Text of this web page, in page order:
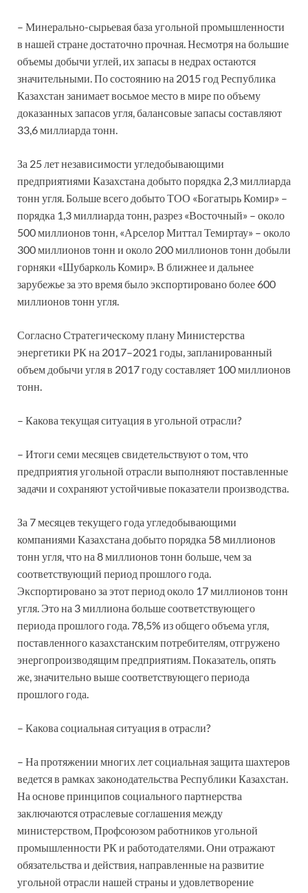
– Минерально-сырьевая база угольной промышленности
в нашей стране достаточно прочная. Несмотря на большие
объемы добычи углей, их запасы в недрах остаются
значительными. По состоянию на 2015 год Республика
Казахстан занимает восьмое место в мире по объему
доказанных запасов угля, балансовые запасы составляют
33,6 миллиарда тонн.
За 25 лет независимости угледобывающими
предприятиями Казахстана добыто порядка 2,3 миллиарда
тонн угля. Больше всего добыто ТОО «Богатырь Комир» –
порядка 1,3 миллиарда тонн, разрез «Восточный» – около
500 миллионов тонн, «Арселор Миттал Темиртау» – около
300 миллионов тонн и около 200 миллионов тонн добыли
горняки «Шубарколь Комир». В ближнее и дальнее
зарубежье за это время было экспортировано более 600
миллионов тонн угля.
Согласно Стратегическому плану Министерства
энергетики РК на 2017–2021 годы, запланированный
объем добычи угля в 2017 году составляет 100 миллионов
тонн.
– Какова текущая ситуация в угольной отрасли?
– Итоги семи месяцев свидетельствуют о том, что
предприятия угольной отрасли выполняют поставленные
задачи и сохраняют устойчивые показатели производства.
За 7 месяцев текущего года угледобывающими
компаниями Казахстана добыто порядка 58 миллионов
тонн угля, что на 8 миллионов тонн больше, чем за
соответствующий период прошлого года.
Экспортировано за этот период около 17 миллионов тонн
угля. Это на 3 миллиона больше соответствующего
периода прошлого года. 78,5% из общего объема угля,
поставленного казахстанским потребителям, отгружено
энергопроизводящим предприятиям. Показатель, опять
же, значительно выше соответствующего периода
прошлого года.
– Какова социальная ситуация в отрасли?
– На протяжении многих лет социальная защита шахтеров
ведется в рамках законодательства Республики Казахстан.
На основе принципов социального партнерства
заключаются отраслевые соглашения между
министерством, Профсоюзом работников угольной
промышленности РК и работодателями. Они отражают
обязательства и действия, направленные на развитие
угольной отрасли нашей страны и удовлетворение